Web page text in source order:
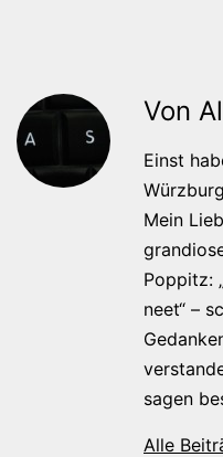
Von
Einst
Mein
Poppitz:
neet“ –
sagen
Alle